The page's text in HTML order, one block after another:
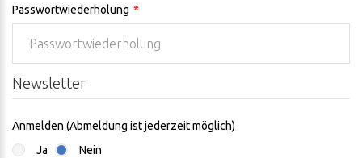
Passwortwiederholung
Newsletter
Anmelden (Abmeldung ist jederzeit möglich)
Ja
Nein